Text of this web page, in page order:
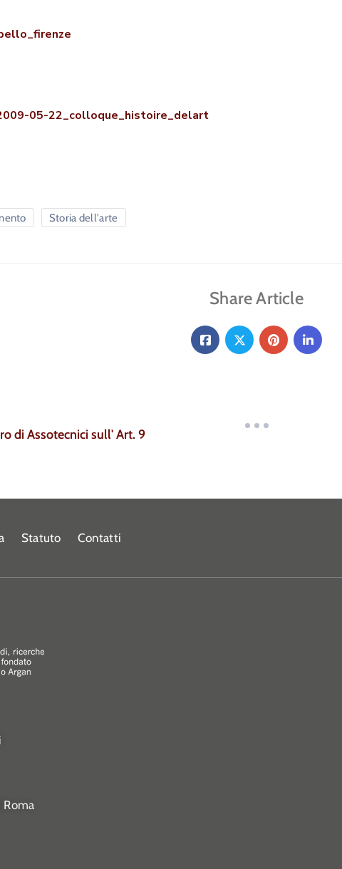
05-22_colloque_histoire_delart
Storia dell'arte
Share Article
di Assotecnici sull' Art. 9
Statuto Contatti